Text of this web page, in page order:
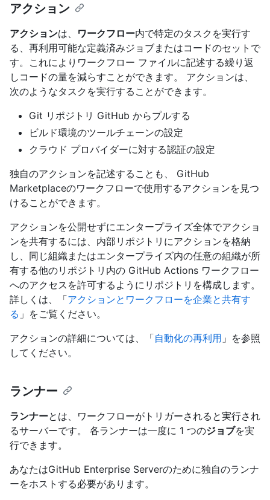
アクション
アクションは、 ワークフロー内で特定のタスクを実行す
る、再利用可能な定義済みジョブまたはコードのセットで
す。これによりワークフロー ファイルに記述する繰り返
しコードの量を減らすことができます。 アクションは、
次のようなタスクを実行することができます。
Git リポジトリ GitHub からプルする
ビルド環境のツールチェーンの設定
クラウド プロバイダーに対する認証の設定
独自のアクションを記述することも、 GitHub
Marketplaceのワークフローで使用するアクションを見つ
けることができます。
アクションを公開せずにエンタープライズ全体でアクショ
ンを共有するには、内部リポジトリにアクションを格納
し、同じ組織またはエンタープライズ内の任意の組織が所
有する他のリポジトリ内の GitHub Actions ワークフロー
へのアクセスを許可するようにリポジトリを構成します。
詳しくは、「アクションとワークフローを企業と共有す
る 」をご覧ください。
アクションの詳細については、「自動化の再利用 」を参照
してください。
ランナー
ランナーとは、ワークフローがトリガーされると実行され
るサーバーです。 各ランナーは一度に 1 つのジョブを実
行できます。
あなたはGitHub Enterprise Serverのために独自のランナ
ーをホストする必要があります。